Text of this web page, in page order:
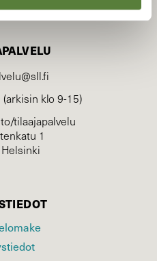
(arkisin klo 9-15)
tilaajapalvelu
1